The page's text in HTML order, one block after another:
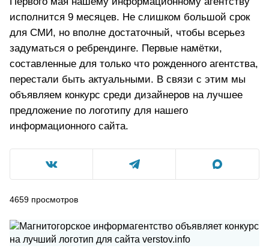
исполнится 9 месяцев. Не слишком большой срок
для СМИ, но вполне достаточный, чтобы всерьез
задуматься о ребрендинге. Первые намётки,
составленные для только что рожденного агентства,
перестали быть актуальными. В связи с этим мы
объявляем конкурс среди дизайнеров на лучшее
предложение по логотипу для нашего
информационного сайта.
4659 просмотров